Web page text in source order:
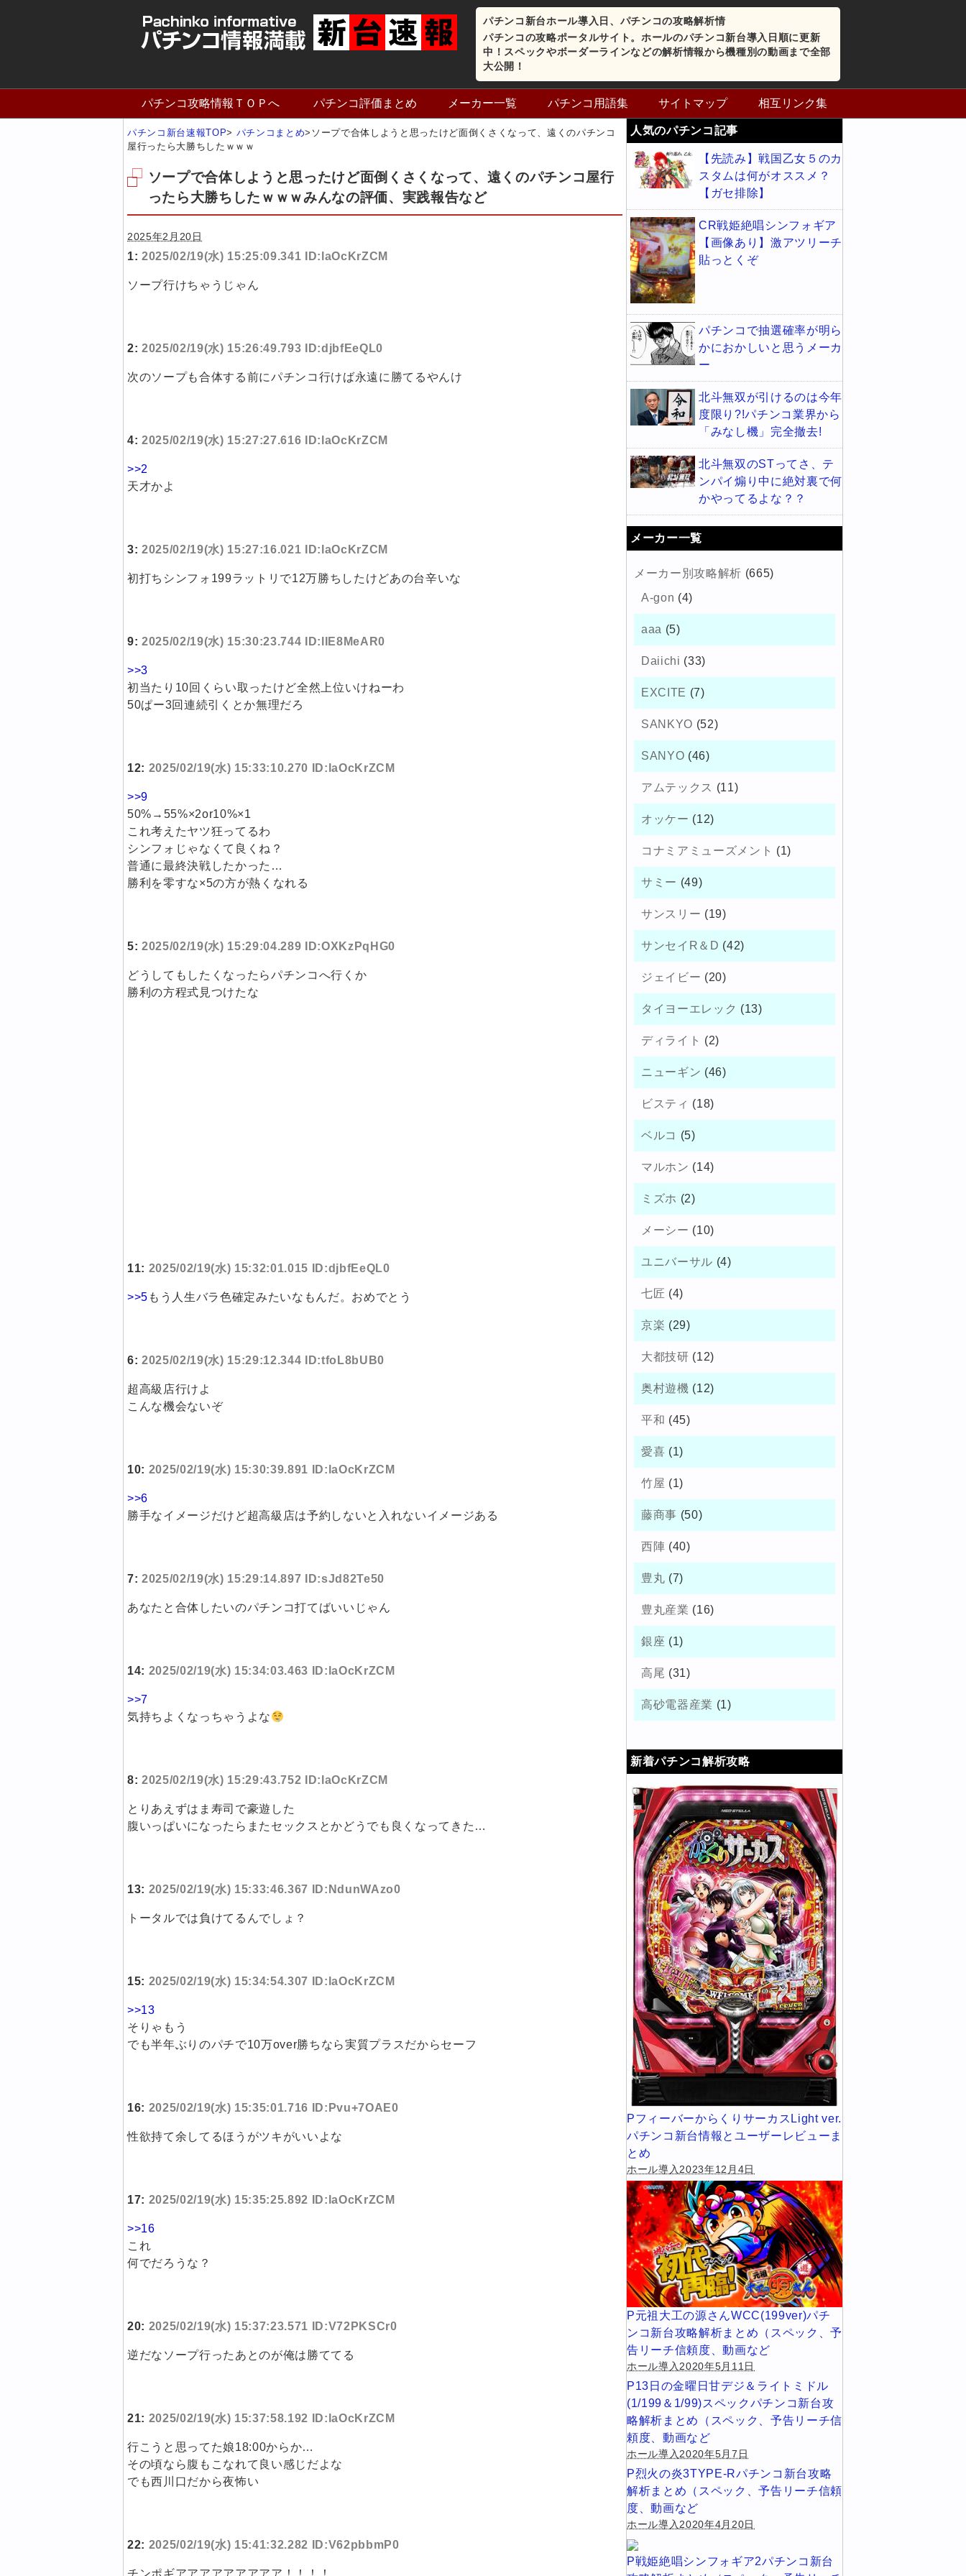
パチンコ新台ホール導入日、パチンコの攻略解析情
パチンコの攻略ポータルサイト。ホールのパチンコ新台導入日順に更新
中！スペックやボーダーラインなどの解析情報から機種別の動画まで全部
大公開！
パチンコ攻略情報ＴＯＰへ パチンコ評価まとめ メーカー一覧 パチンコ用語集 サイトマップ 相互リンク集
パチンコ新台速報TOP> パチンコまとめ> ソープで合体しようと思ったけど面倒くさくなって、遠くのパチンコ
屋行ったら大勝ちしたｗｗｗ
ソープで合体しようと思ったけど面倒くさくなって、遠くのパチンコ屋行
ったら大勝ちしたｗｗｗみんなの評価、実践報告など
2025年2月20日
1: 2025/02/19(水) 15:25:09.341 ID:laOcKrZCM
ソープ行けちゃうじゃん
2: 2025/02/19(水) 15:26:49.793 ID:djbfEeQL0
次のソープも合体する前にパチンコ行けば永遠に勝てるやんけ
4: 2025/02/19(水) 15:27:27.616 ID:laOcKrZCM
>>2
天才かよ
3: 2025/02/19(水) 15:27:16.021 ID:laOcKrZCM
初打ちシンフォ199ラットリで12万勝ちしたけどあの台辛いな
9: 2025/02/19(水) 15:30:23.744 ID:lIE8MeAR0
>>3
初当たり10回くらい取ったけど全然上位いけねーわ
50ぱー3回連続引くとか無理だろ
12: 2025/02/19(水) 15:33:10.270 ID:laOcKrZCM
>>9
50%→55%×2or10%×1
これ考えたヤツ狂ってるわ
シンフォじゃなくて良くね？
普通に最終決戦したかった…
勝利を零すな×5の方が熱くなれる
5: 2025/02/19(水) 15:29:04.289 ID:OXKzPqHG0
どうしてもしたくなったらパチンコへ行くか
勝利の方程式見つけたな
11: 2025/02/19(水) 15:32:01.015 ID:djbfEeQL0
>>5 もう人生バラ色確定みたいなもんだ。おめでとう
6: 2025/02/19(水) 15:29:12.344 ID:tfoL8bUB0
超高級店行けよ
こんな機会ないぞ
10: 2025/02/19(水) 15:30:39.891 ID:laOcKrZCM
>>6
勝手なイメージだけど超高級店は予約しないと入れないイメージある
7: 2025/02/19(水) 15:29:14.897 ID:sJd82Te50
あなたと合体したいのパチンコ打てばいいじゃん
14: 2025/02/19(水) 15:34:03.463 ID:laOcKrZCM
>>7
気持ちよくなっちゃうよな
8: 2025/02/19(水) 15:29:43.752 ID:laOcKrZCM
とりあえずはま寿司で豪遊した
腹いっぱいになったらまたセックスとかどうでも良くなってきた…
13: 2025/02/19(水) 15:33:46.367 ID:NdunWAzo0
トータルでは負けてるんでしょ？
15: 2025/02/19(水) 15:34:54.307 ID:laOcKrZCM
>>13
そりゃもう
でも半年ぶりのパチで10万over勝ちなら実質プラスだからセーフ
16: 2025/02/19(水) 15:35:01.716 ID:Pvu+7OAE0
性欲持て余してるほうがツキがいいよな
17: 2025/02/19(水) 15:35:25.892 ID:laOcKrZCM
>>16
これ
何でだろうな？
20: 2025/02/19(水) 15:37:23.571 ID:V72PKSCr0
逆だなソープ行ったあとのが俺は勝ててる
21: 2025/02/19(水) 15:37:58.192 ID:laOcKrZCM
行こうと思ってた娘18:00からか…
その頃なら腹もこなれて良い感じだよな
でも西川口だから夜怖い
22: 2025/02/19(水) 15:41:32.282 ID:V62pbbmP0
人気のパチンコ記事
【先読み】戦国乙女５のカ
スタムは何がオススメ？
【ガセ排除】
CR戦姫絶唱シンフォギア
【画像あり】激アツリーチ
貼っとくぞ
パチンコで抽選確率が明ら
かにおかしいと思うメーカ
ー
北斗無双が引けるのは今年
度限り?!パチンコ業界から
「みなし機」完全撤去!
北斗無双のSTってさ、テ
ンパイ煽り中に絶対裏で何
かやってるよな？？
メーカー一覧
メーカー別攻略解析 (665)
A-gon (4)
aaa (5)
Daiichi (33)
EXCITE (7)
SANKYO (52)
SANYO (46)
アムテックス (11)
オッケー (12)
コナミアミューズメント (1)
サミー (49)
サンスリー (19)
サンセイR＆D (42)
ジェイビー (20)
タイヨーエレック (13)
ディライト (2)
ニューギン (46)
ビスティ (18)
ベルコ (5)
マルホン (14)
ミズホ (2)
メーシー (10)
ユニバーサル (4)
七匠 (4)
京楽 (29)
大都技研 (12)
奥村遊機 (12)
平和 (45)
愛喜 (1)
竹屋 (1)
藤商事 (50)
西陣 (40)
豊丸 (7)
豊丸産業 (16)
銀座 (1)
高尾 (31)
高砂電器産業 (1)
新着パチンコ解析攻略
PフィーバーからくりサーカスLight ver.
パチンコ新台情報とユーザーレビューま
とめ
ホール導入2023年12月4日
P元祖大工の源さんWCC(199ver)パチ
ンコ新台攻略解析まとめ（スペック、予
告リーチ信頼度、動画など
ホール導入2020年5月11日
P13日の金曜日甘デジ＆ライトミドル
(1/199＆1/99)スペックパチンコ新台攻
略解析まとめ（スペック、予告リーチ信
頼度、動画など
ホール導入2020年5月7日
P烈火の炎3TYPE-Rパチンコ新台攻略
解析まとめ（スペック、予告リーチ信頼
度、動画など
ホール導入2020年4月20日
P戦姫絶唱シンフォギア2パチンコ新台